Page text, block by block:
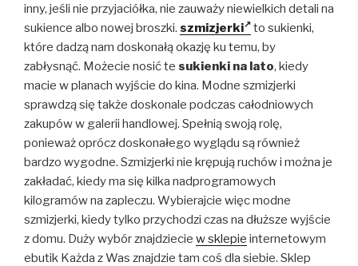
inny, jeśli nie przyjaciółka, nie zauważy niewielkich detali na
sukience albo nowej broszki. szmizjerki
to sukienki,
które dadzą nam doskonałą okazję ku temu, by
zabłysnąć. Możecie nosić te sukienki na lato, kiedy
macie w planach wyjście do kina. Modne szmizjerki
sprawdzą się także doskonale podczas całodniowych
zakupów w galerii handlowej. Spełnią swoją rolę,
ponieważ oprócz doskonałego wyglądu są również
bardzo wygodne. Szmizjerki nie krępują ruchów i można je
zakładać, kiedy ma się kilka nadprogramowych
kilogramów na zapleczu. Wybierajcie więc modne
szmizjerki, kiedy tylko przychodzi czas na dłuższe wyjście
z domu. Duży wybór znajdziecie w sklepie internetowym
ebutik Każda z Was znajdzie tam coś dla siebie. Sklep